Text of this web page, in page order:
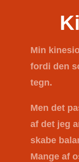
Min
fordi den
tegn.
Men det
af det jeg
skabe
Mange af